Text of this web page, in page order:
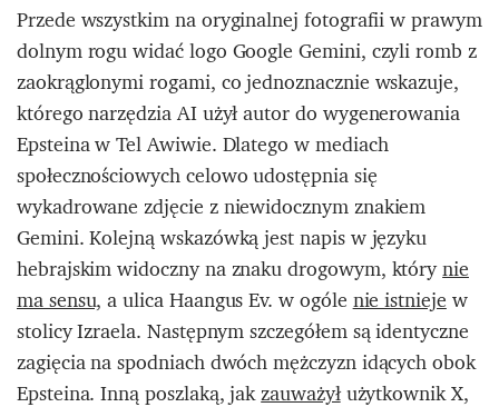
Przede wszystkim na oryginalnej fotografii w prawym
dolnym rogu widać logo Google Gemini, czyli romb z
zaokrąglonymi rogami, co jednoznacznie wskazuje,
którego narzędzia AI użył autor do wygenerowania
Epsteina w Tel Awiwie. Dlatego w mediach
społecznościowych celowo udostępnia się
wykadrowane zdjęcie z niewidocznym znakiem
Gemini. Kolejną wskazówką jest napis w języku
hebrajskim widoczny na znaku drogowym, którynie
ma sensu,a ulica Haangus Ev. w ogólenie istniejew
stolicy Izraela. Następnym szczegółem są identyczne
zagięcia na spodniach dwóch mężczyzn idących obok
Epsteina. Inną poszlaką, jakzauważyłużytkownik X,